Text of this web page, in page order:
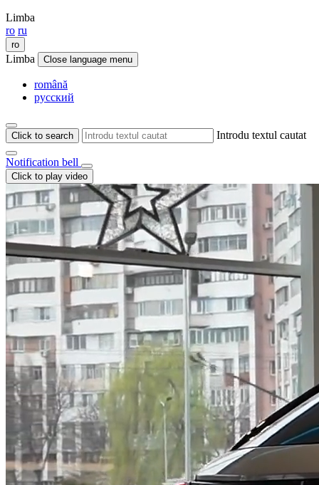
Limba
ro ru
ro
Limba Close language menu
română
русский
Click to search Introdu textul cautat
Notification bell
Click to play video